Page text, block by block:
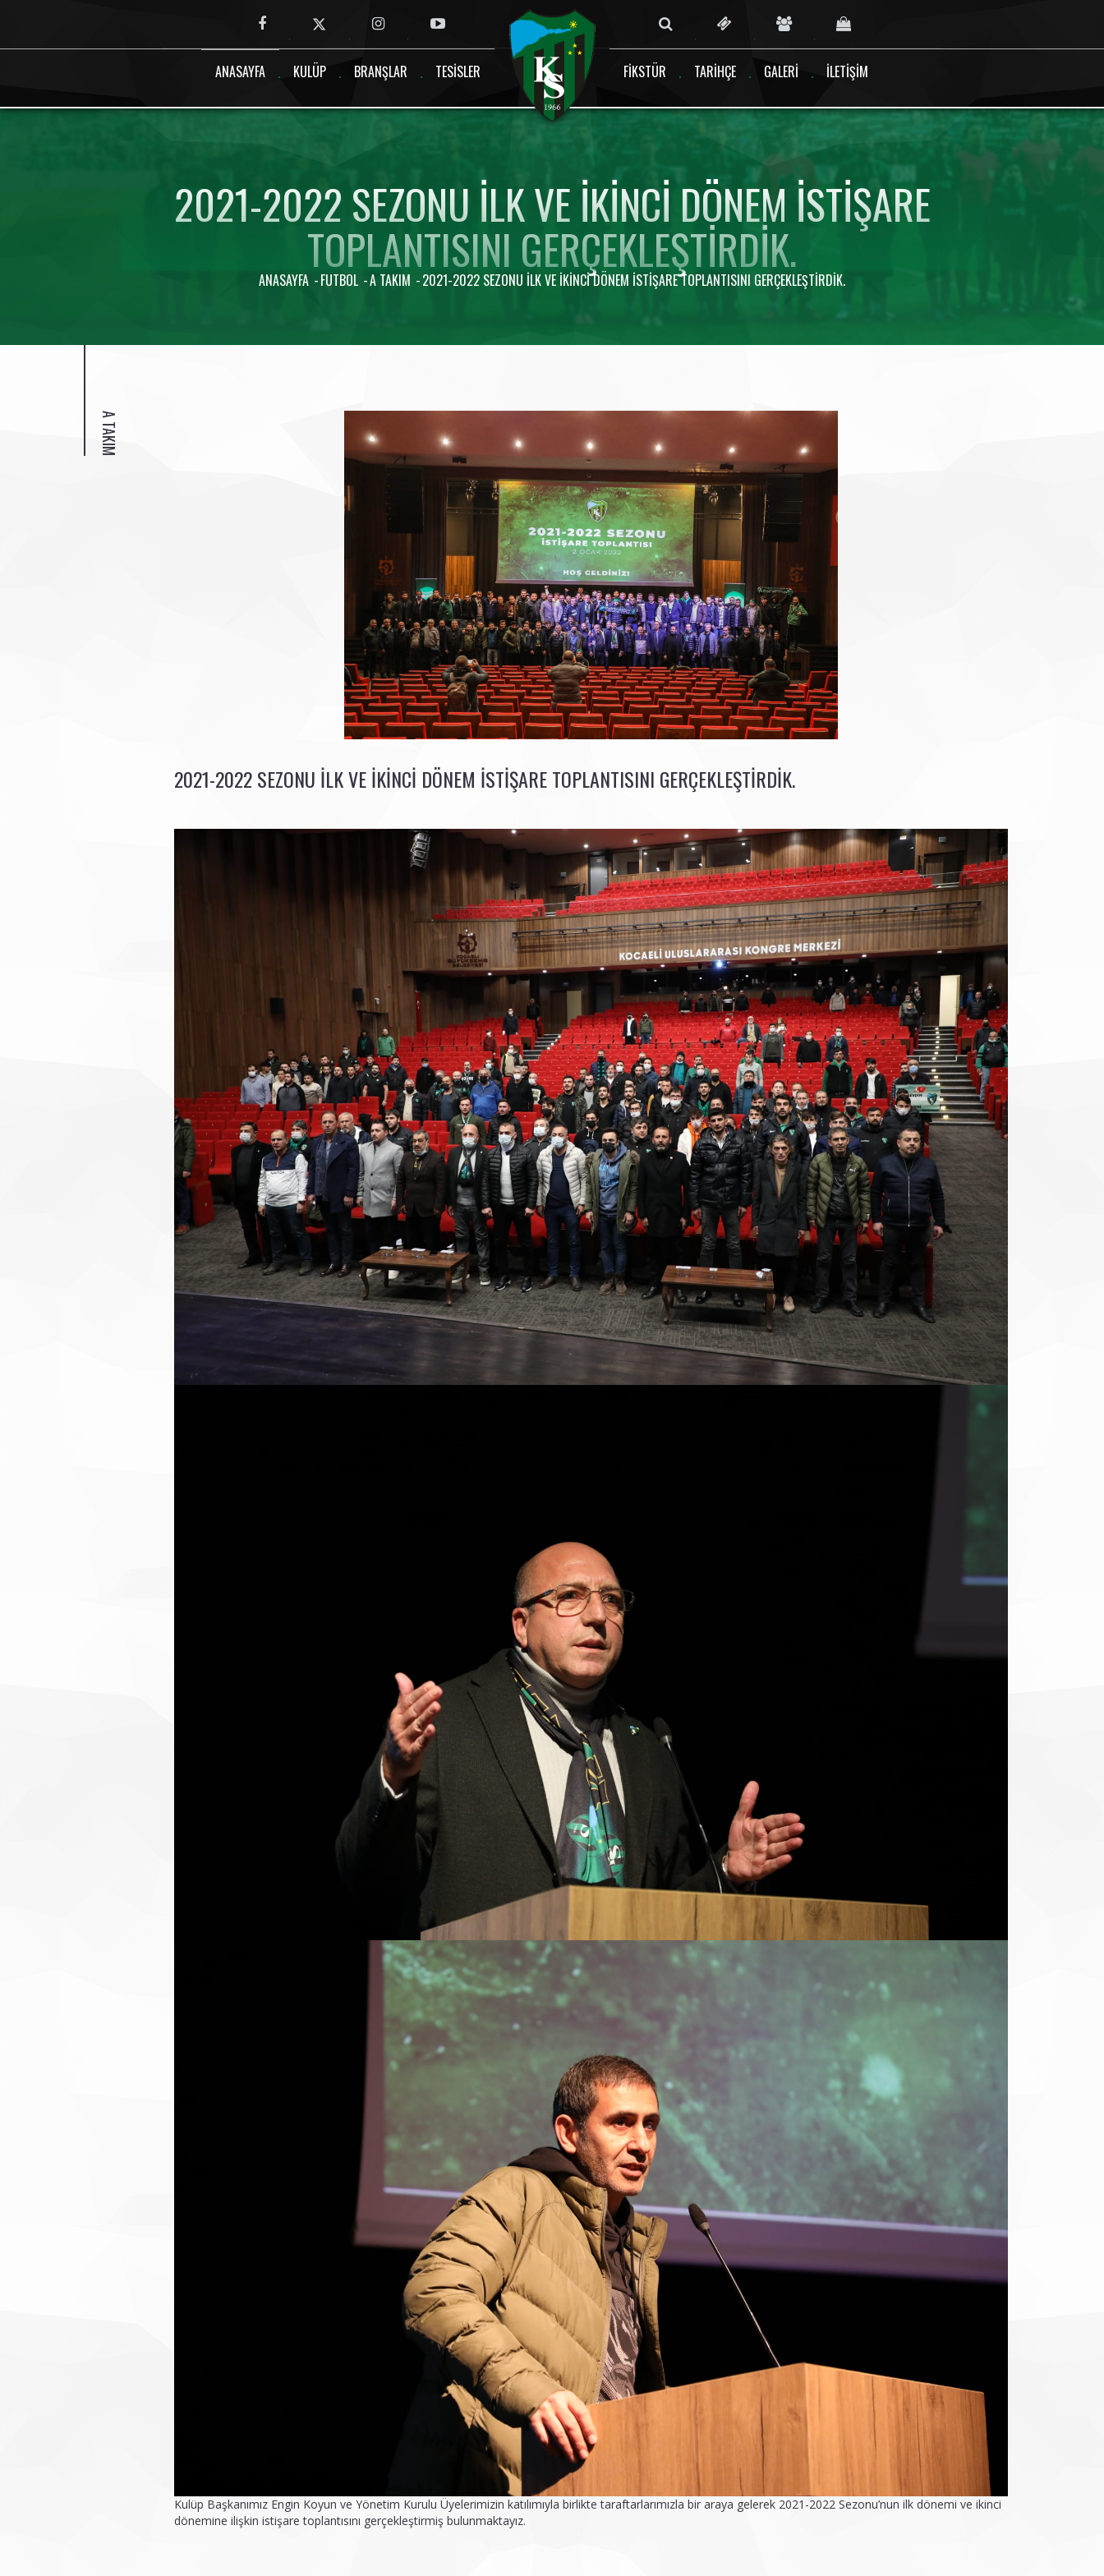
ANASAYFA KULÜP BRANŞLAR TESISLER FIKSTÜR TARIHÇE GALERI İLETIŞIM
2021-2022 SEZONU ILK VE IKINCI DÖNEM ISTIŞARE
TOPLANTISINI GERÇEKLEŞTIRDIK.
ANASAYFA FUTBOL A TAKIM 2021-2022 SEZONU ILK VE IKINCI DÖNEM ISTIŞARE TOPLANTISINI GERÇEKLEŞTIRDIK.
A TAKIM
2021-2022 SEZONU ILK VE IKINCI DÖNEM ISTIŞARE TOPLANTISINI GERÇEKLEŞTIRDIK.
Kulüp Başkanımız Engin Koyun ve Yönetim Kurulu Üyelerimizin katılımıyla birlikte taraftarlarımızla bir araya gelerek 2021-2022 Sezonu’nun ilk dönemi ve ikinci
dönemine ilişkin istişare toplantısını gerçekleştirmiş bulunmaktayız.